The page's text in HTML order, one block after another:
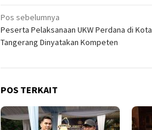
Navigasi
pos
Pos sebelumnya
Peserta Pelaksanaan UKW Perdana di Kota
Tangerang Dinyatakan Kompeten
POS TERKAIT